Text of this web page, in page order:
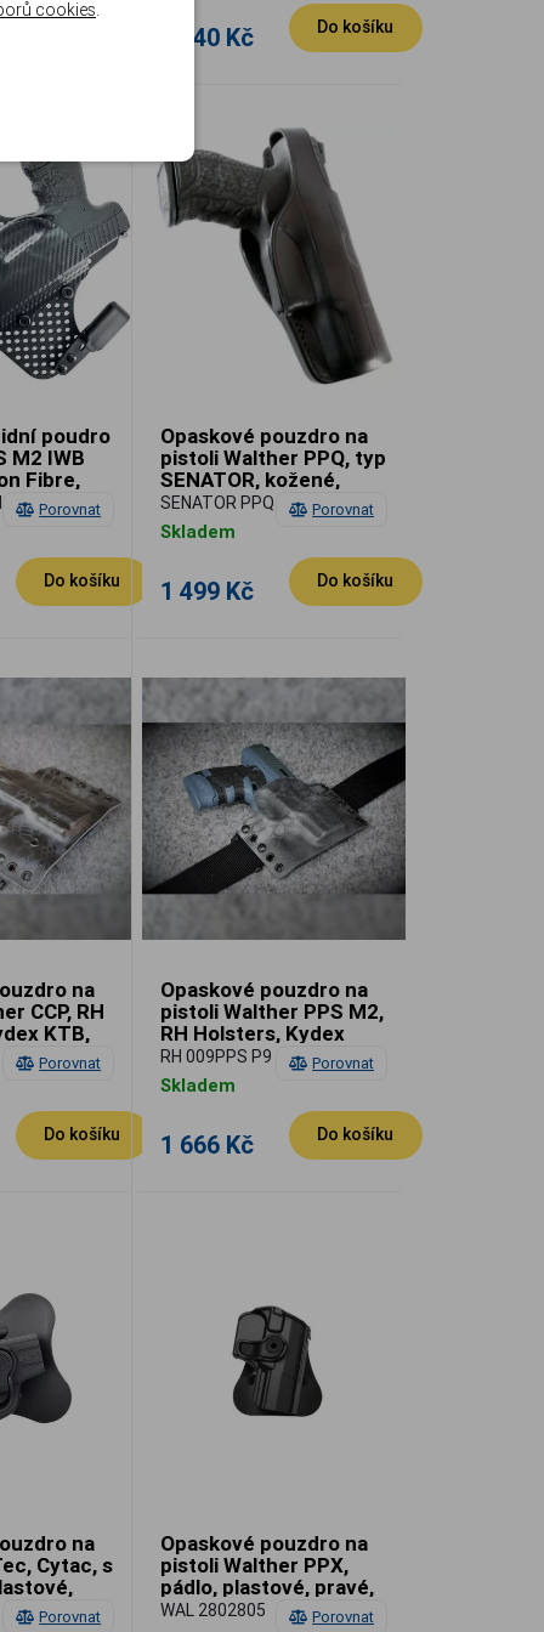
1 640 Kč Do košíku
Porovnat
poudro
M2 IWB
Fibre,
RH-CF-
Do košíku
Porovnat
Opaskové pouzdro na
pistoli Walther PPQ, typ
SENATOR, kožené,
pravé
SENATOR PPQ
Skladem
1 499 Kč Do košíku
Porovnat
na
CCP, RH
KTB,
pravé
45
Do košíku
Porovnat
Opaskové pouzdro na
pistoli Walther PPS M2,
RH Holsters, Kydex
KTG, SpeedLoops,
pravé
RH 009PPS P9 45
Skladem
1 666 Kč Do košíku
Porovnat
na
Cytac, s
Porovnat
Opaskové pouzdro na
pistoli Walther PPX,
pádlo, plastové, pravé,
IMI
WAL 2802805
cookies.